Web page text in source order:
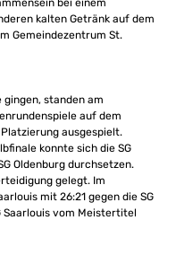
bei einem
kalten Getränk auf dem
Gemeindezentrum St.
gingen, standen am
auf dem
ausgespielt.
konnte sich die SG
Oldenburg durchsetzen.
gelegt. Im
mit 26:21 gegen die SG
Saarlouis vom Meistertitel